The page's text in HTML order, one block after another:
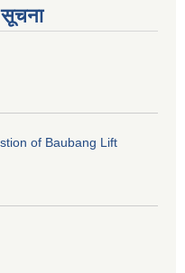
सूचना
of Baubang Lift